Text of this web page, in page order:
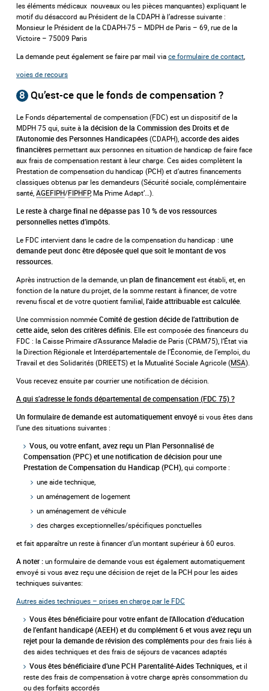
les éléments médicaux nouveaux ou les pièces manquantes) expliquant le
motif du désaccord au Président de la CDAPH à l’adresse suivante :
Monsieur le Président de la CDAPH-75 – MDPH de Paris – 69, rue de la
Victoire – 75009 Paris
La demande peut également se faire par mail via ce formulaire de contact
voies de recours
8 Qu’est-ce que le fonds de compensation ?
Le Fonds départemental de compensation (FDC) est un dispositif de la
MDPH 75 qui, suite à la décision de la Commission des Droits et de
l’Autonomie des Personnes Handicapées (CDAPH), accorde des aides
financières permettant aux personnes en situation de handicap de faire face
aux frais de compensation restant à leur charge. Ces aides complètent la
Prestation de compensation du handicap (PCH) et d’autres financements
classiques obtenus par les demandeurs (Sécurité sociale, complémentaire
santé, AGEFIPH/FIPHFP, Ma Prime Adapt’…).
Le reste à charge final ne dépasse pas 10 % de vos ressources
personnelles nettes d’impôts.
Le FDC intervient dans le cadre de la compensation du handicap : une
demande peut donc être déposée quel que soit le montant de vos
ressources.
Après instruction de la demande, un plan de financement est établi, et, en
fonction de la nature du projet, de la somme restant à financer, de votre
revenu fiscal et de votre quotient familial, l’aide attribuable est calculée
Une commission nommée Comité de gestion décide de l’attribution de
cette aide, selon des critères définis. Elle est composée des financeurs du
FDC : la Caisse Primaire d’Assurance Maladie de Paris (CPAM75), l’État via
la Direction Régionale et Interdépartementale de l’Économie, de l’emploi, du
Travail et des Solidarités (DRIEETS) et la Mutualité Sociale Agricole (MSA).
Vous recevez ensuite par courrier une notification de décision.
A qui s’adresse le fonds départemental de compensation (FDC 75) ?
Un formulaire de demande est automatiquement envoyé si vous êtes dans
l’une des situations suivantes :
Vous, ou votre enfant, avez reçu un Plan Personnalisé de
Compensation (PPC) et une notification de décision pour une
Prestation de Compensation du Handicap (PCH) , qui comporte :
une aide technique,
un aménagement de logement
un aménagement de véhicule
des charges exceptionnelles/spécifiques ponctuelles
et fait apparaître un reste à financer d’un montant supérieur à 60 euros.
A noter : un formulaire de demande vous est également automatiquement
envoyé si vous avez reçu une décision de rejet de la PCH pour les aides
techniques suivantes:
Autres aides techniques – prises en charge par le FDC
Vous êtes bénéficiaire pour votre enfant de l’Allocation d’éducation
de l’enfant handicapé (AEEH) et du complément 6 et vous avez reçu un
rejet pour la demande de révision des compléments pour des frais liés à
des aides techniques et des frais de séjours de vacances adaptés
Vous êtes bénéficiaire d’une PCH Parentalité-Aides Techniques, et il
reste des frais de compensation à votre charge après consommation du
ou des forfaits accordés